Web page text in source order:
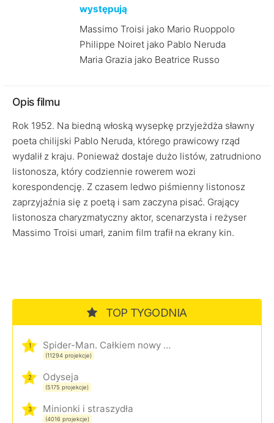
występują
Massimo Troisi jako Mario Ruoppolo
Philippe Noiret jako Pablo Neruda
Maria Grazia jako Beatrice Russo
Opis filmu
Rok 1952. Na biedną włoską wysepkę przyjeżdża sławny
poeta chilijski Pablo Neruda, którego prawicowy rząd
wydalił z kraju. Ponieważ dostaje dużo listów, zatrudniono
listonosza, który codziennie rowerem wozi
korespondencję. Z czasem ledwo piśmienny listonosz
zaprzyjaźnia się z poetą i sam zaczyna pisać. Grający
listonosza charyzmatyczny aktor, scenarzysta i reżyser
Massimo Troisi umarł, zanim film trafił na ekrany kin.
TOP TYGODNIA
1 Spider-Man. Całkiem nowy dzień
(11294 projekcje)
2 Odyseja
(5175 projekcje)
3 Minionki i straszydła
(4016 projekcje)